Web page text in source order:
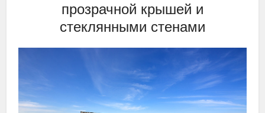
прозрачной крышей и
стеклянными стенами